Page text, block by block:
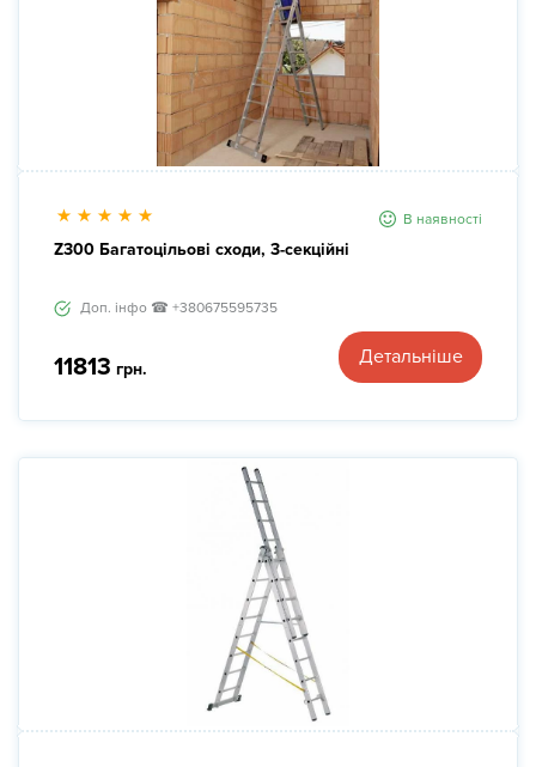
В наявності
Z300 Багатоцільові сходи, 3-секційні
Доп. інфо ☎ +380675595735
11813 грн.
Детальніше